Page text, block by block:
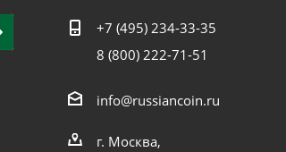
+7 (495) 234-33-35
8 (800) 222-71-51
info@russiancoin.ru
г. Москва,